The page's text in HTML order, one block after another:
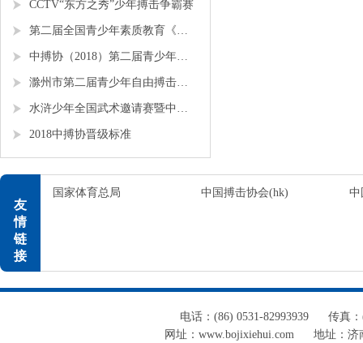
CCTV“东方之秀”少年搏击争霸赛
第二届全国青少年素质教育《勇者争锋》搏击锦标赛
中搏协（2018）第二届青少年锦标赛
滁州市第二届青少年自由搏击全国邀请赛
水浒少年全国武术邀请赛暨中搏协青少年搏击锦标赛
2018中搏协晋级标准
友
情
链
接
国家体育总局 中国搏击协会(hk) 中
电话：(86) 0531-82993939
传真
网址：www.bojixiehui.com
地址：济